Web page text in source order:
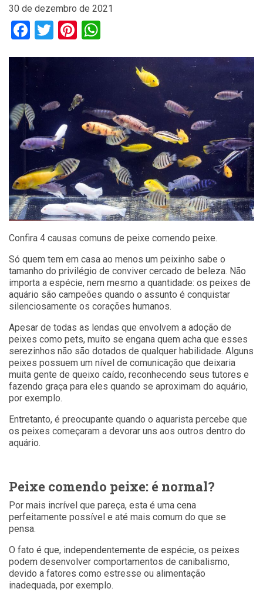
30 de dezembro de 2021
Facebook
TwitterPinterest
Confira 4 causas comuns de peixe comendo peixe.
Só quem tem em casa ao menos um peixinho sabe o
tamanho do privilégio de conviver cercado de beleza. Não
importa a espécie, nem mesmo a quantidade: os peixes de
aquário são campeões quando o assunto é conquistar
silenciosamente os corações humanos.
Apesar de todas as lendas que envolvem a adoção de
peixes como pets, muito se engana quem acha que esses
serezinhos não são dotados de qualquer habilidade. Alguns
peixes possuem um nível de comunicação que deixaria
muita gente de queixo caído, reconhecendo seus tutores e
fazendo graça para eles quando se aproximam do aquário,
por exemplo.
Entretanto, é preocupante quando o aquarista percebe que
os peixes começaram a devorar uns aos outros dentro do
aquário.
Peixe comendo peixe: é normal?
Por mais incrível que pareça, esta é uma cena
perfeitamente possível e até mais comum do que se
pensa.
O fato é que, independentemente de espécie, os peixes
podem desenvolver comportamentos de canibalismo,
devido a fatores como estresse ou alimentação
inadequada, por exemplo.